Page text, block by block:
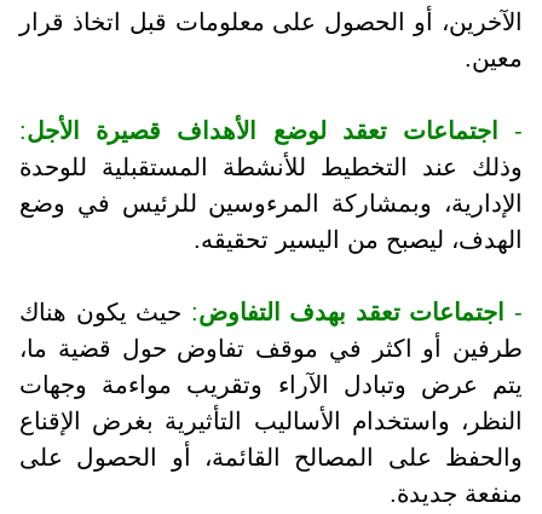
الآخرين، أو الحصول على معلومات قبل اتخاذ قرار
معين.
- اجتماعات تعقد لوضع الأهداف قصيرة الأجل:
وذلك عند التخطيط للأنشطة المستقبلية للوحدة
الإدارية، وبمشاركة المرءوسين للرئيس في وضع
الهدف، ليصبح من اليسير تحقيقه.
- اجتماعات تعقد بهدف التفاوض: حيث يكون هناك
طرفين أو اكثر في موقف تفاوض حول قضية ما،
يتم عرض وتبادل الآراء وتقريب مواءمة وجهات
النظر، واستخدام الأساليب التأثيرية بغرض الإقناع
والحفظ على المصالح القائمة، أو الحصول على
منفعة جديدة.